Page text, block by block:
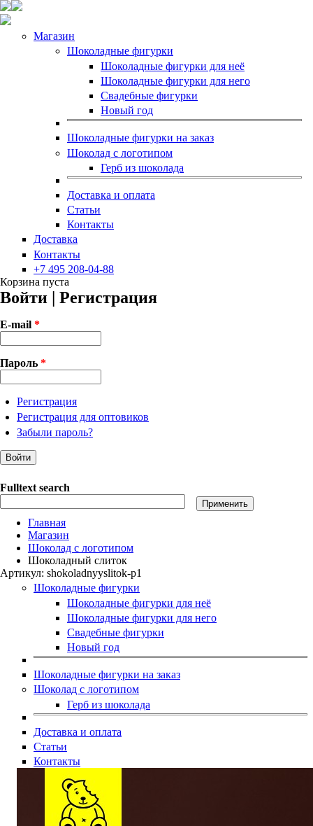
Магазин
Шоколадные фигурки
Шоколадные фигурки для неё
Шоколадные фигурки для него
Свадебные фигурки
Новый год
Шоколадные фигурки на заказ
Шоколад с логотипом
Герб из шоколада
Доставка и оплата
Статьи
Контакты
Доставка
Контакты
+7 495 208-04-88
Корзина пуста
Войти | Регистрация
E-mail *
Пароль *
Регистрация
Регистрация для оптовиков
Забыли пароль?
Fulltext search
Главная
Магазин
Шоколад с логотипом
Шоколадный слиток
Артикул: shokoladnyyslitok-p1
Шоколадные фигурки
Шоколадные фигурки для неё
Шоколадные фигурки для него
Свадебные фигурки
Новый год
Шоколадные фигурки на заказ
Шоколад с логотипом
Герб из шоколада
Доставка и оплата
Статьи
Контакты